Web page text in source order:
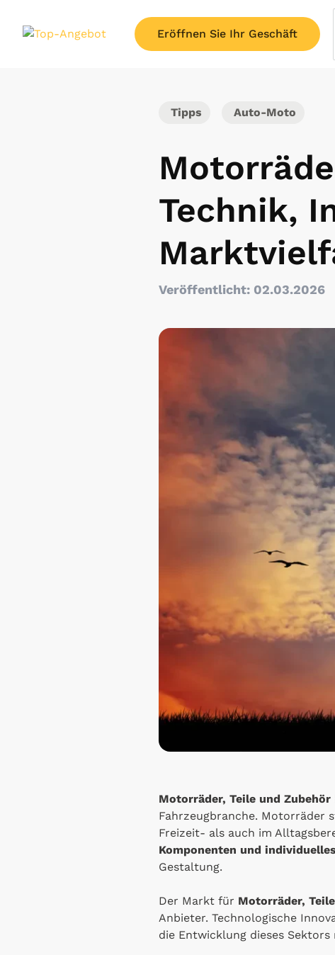
Eröffnen Sie Ihr Geschäft
Tipps Auto-Moto
Technik,
Veröffentlicht: 02.03.2026
Motorräder, Teile und Zubehör
Fahrzeugbranche. Motorräder
Freizeit- als auch im
Komponenten und
Gestaltung.
Der Markt für Motorräder,
Anbieter. Technologische
die Entwicklung dieses Sektors